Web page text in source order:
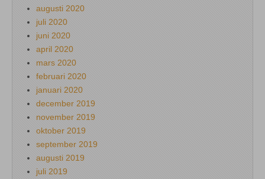
augusti 2020
juli 2020
juni 2020
april 2020
mars 2020
februari 2020
januari 2020
december 2019
november 2019
oktober 2019
september 2019
augusti 2019
juli 2019